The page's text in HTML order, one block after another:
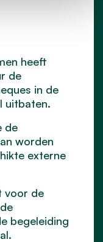
heeft
de
in de
uitbaten.
de
worden
externe
voor de
begeleiding